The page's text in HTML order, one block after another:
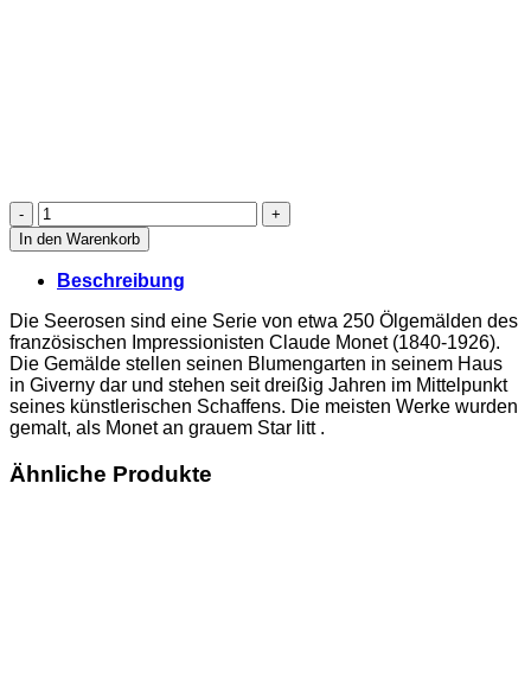
Claude
Monet,
Seerosenteich*Urheber/in:
Claude
Monet,
Lizenz:
gemeinfrei,
Maximale
Maße
der
Auskleidung:
In den Warenkorb
Beschreibung
Die Seerosen sind eine Serie von etwa 250 Ölgemälden des
französischen Impressionisten Claude Monet (1840-1926).
Die Gemälde stellen seinen Blumengarten in seinem Haus
in Giverny dar und stehen seit dreißig Jahren im Mittelpunkt
seines künstlerischen Schaffens. Die meisten Werke wurden
gemalt, als Monet an grauem Star litt .
Ähnliche Produkte